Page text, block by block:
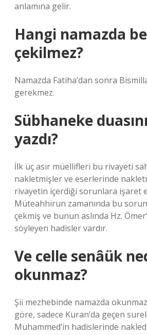
anlamına gelir.
Hangi namazda
çekilmez?
Namazda Fatiha’dan sonra
gerekmez.
Sübhaneke
yazdı?
İlk üç asır müellifleri bu rivayeti
nakletmişler ve eserlerinde
rivayetin içerdiği sorunlara işaret
Müteahhirun zamanında bu
çekmiş ve bunun aslında Hz.
söyleyen hadisler vardır.
Ve celle senâük
okunmaz?
Şii mezhebinde namazda
göre, sadece Kuran’da geçen
Muhammed’in hadislerinde